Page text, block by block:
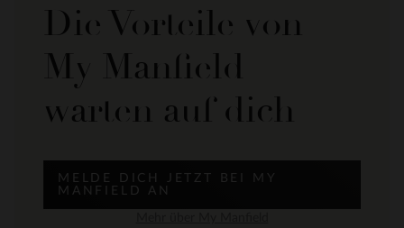
Die Vorteile von
My Manfield
warten auf dich
MELDE DICH JETZT BEI MY
MANFIELD AN